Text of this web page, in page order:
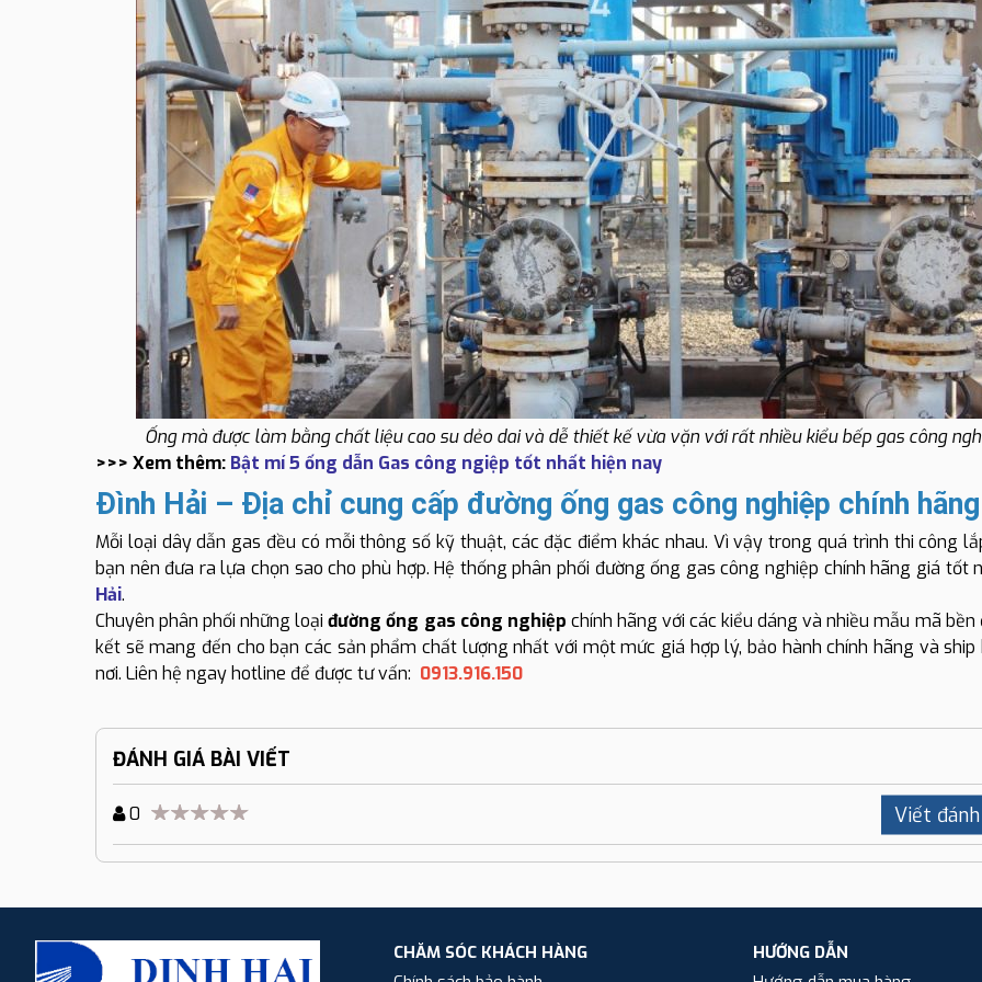
Ống mà được làm bằng chất liệu cao su dẻo dai và dễ thiết kế vừa vặn với rất nhiều kiểu bếp gas công
>>> Xem thêm: Bật mí 5 ống dẫn Gas công ngiệp tốt nhất hiện nay
Đình Hải – Địa chỉ cung cấp đường ống gas công nghiệp chính hãng
Mỗi loại dây dẫn gas đều có mỗi thông số kỹ thuật, các đặc điểm khác nhau. Vì vậy trong quá trình thi công
bạn nên đưa ra lựa chọn sao cho phù hợp. Hệ thống phân phối đường ống gas công nghiệp chính hãng giá tốt
Hải.
Chuyên phân phối những loạiđường ống gas công nghiệp chính hãng với các kiểu dáng và nhiều mẫu mã bền
kết sẽ mang đến cho bạn các sản phẩm chất lượng nhất với một mức giá hợp lý, bảo hành chính hãng và
nơi. Liên hệ ngay hotline để được tư vấn: 0913.916.150
ĐÁNH GIÁ BÀI VIẾT
0 Viết
CHĂM SÓC KHÁCH HÀNG
HƯỚNG DẪN